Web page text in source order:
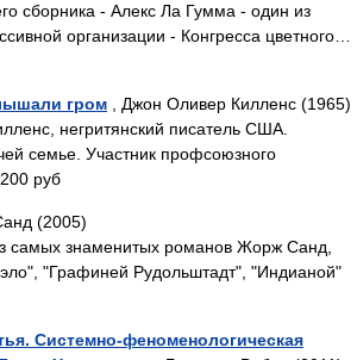
сборника - Алекс Ла Гумма - один из
организации - Конгресса цветного…
гром , Джон Оливер Килленс (1965)
негритянский писатель США.
семье. Участник профсоюзного
руб
(2005)
самых знаменитых романов Жорж Санд,
"Графиней Рудольштадт", "Индианой"
Системно-феноменологическая